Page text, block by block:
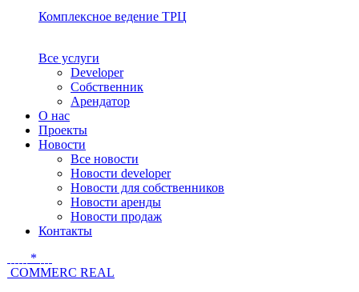
Комплексное ведение ТРЦ
Все услуги
Developer
Собственник
Арендатор
О нас
Проекты
Новости
Все новости
Новости developer
Новости для собственников
Новости аренды
Новости продаж
Контакты
*
COMMERC REAL